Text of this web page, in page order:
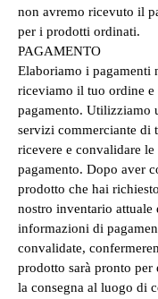
non avremo ricevuto il
per i prodotti ordinati.
PAGAMENTO
Elaboriamo i pagamenti
riceviamo il tuo ordine
pagamento. Utilizziamo
servizi commerciante di
ricevere e convalidare
pagamento. Dopo aver
prodotto che hai
nostro inventario attuale
informazioni di
convalidate,
prodotto sarà pronto per
la consegna al luogo di